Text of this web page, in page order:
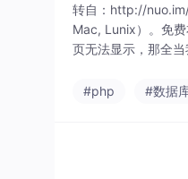
转自：http://
Mac, Lunix）。免
页无法显示，那全
#php #数据